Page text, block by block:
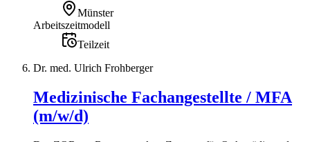
Münster
Arbeitszeitmodell
Teilzeit
Dr. med. Ulrich Frohberger
Medizinische Fachangestellte / MFA
(m/w/d)